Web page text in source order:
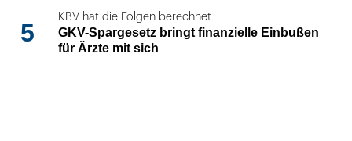
5
KBV hat die Folgen berechnet
GKV-Spargesetz bringt finanzielle Einbußen
für Ärzte mit sich